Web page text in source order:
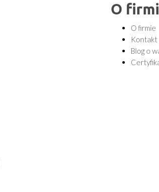
O
O firmie
Kontakt
Blog o